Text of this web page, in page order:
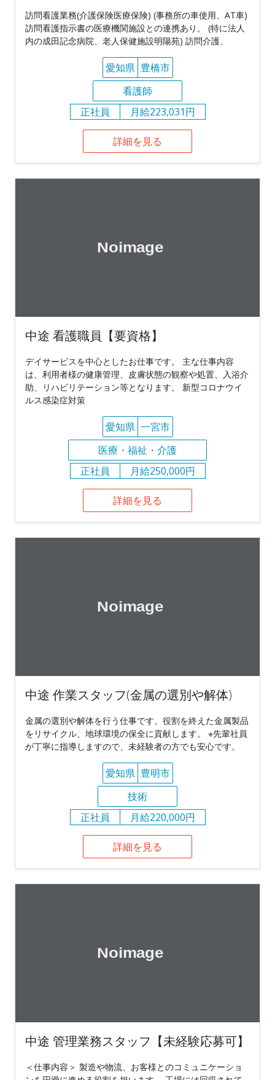
訪問看護業務(介護保険医療保険) (事務所の車使用、AT車)
訪問看護指示書の医療機関施設との連携あり。 (特に法人
内の成田記念病院、老人保健施設明陽苑) 訪問介護、
愛知県 豊橋市
看護師
正社員
月給223,031円
詳細を見る
中途 看護職員【要資格】
デイサービスを中心としたお仕事です。 主な仕事内容
は、利用者様の健康管理、皮膚状態の観察や処置、入浴介
助、リハビリテーション等となります。 新型コロナウイ
ルス感染症対策
愛知県 一宮市
医療・福祉・介護
正社員
月給250,000円
詳細を見る
中途 作業スタッフ(金属の選別や解体)
金属の選別や解体を行う仕事です。役割を終えた金属製品
をリサイクル、地球環境の保全に貢献します。 ※先輩社員
が丁寧に指導しますので、未経験者の方でも安心です。
愛知県 豊明市
技術
正社員
月給220,000円
詳細を見る
中途 管理業務スタッフ【未経験応募可】
＜仕事内容＞ 製造や物流、お客様とのコミュニケーショ